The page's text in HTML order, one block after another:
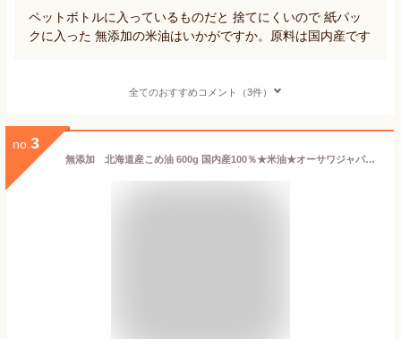
ペットボトルに入っているものだと 捨てにくいので 紙パッ
クに入った 無添加の米油はいかがですか。原料は国内産です
全てのおすすめコメント（3件）
no. 3
無添加 北海道産こめ油 600g 国内産100％★米油★オーサワジャパン★送料無料・1個です。